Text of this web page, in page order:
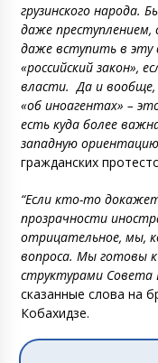
грузинского народа.
даже преступлением,
даже вступить в эту
«российский закон»,
власти. Да и
«об иноагентах» –
есть куда более
западную
гражданских
“Если кто-то
прозрачности
отрицательное, мы,
вопроса. Мы готовы к
структурами Совета
сказанные слова на
Кобахидзе.